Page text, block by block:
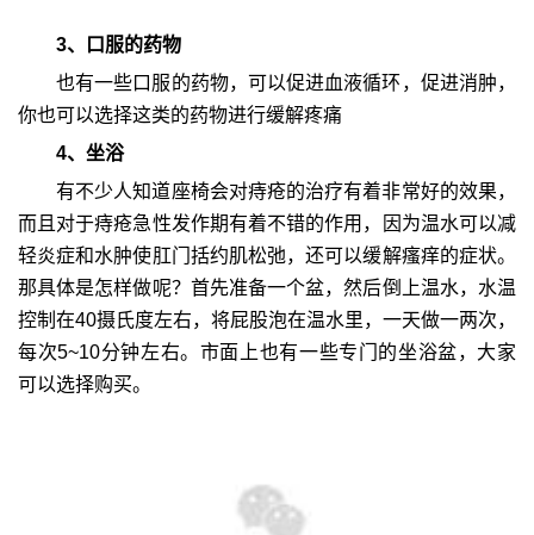
3、口服的药物
也有一些口服的药物，可以促进血液循环，促进消肿，
你也可以选择这类的药物进行缓解疼痛
4、坐浴
有不少人知道座椅会对痔疮的治疗有着非常好的效果，
而且对于痔疮急性发作期有着不错的作用，因为温水可以减
轻炎症和水肿使肛门括约肌松弛，还可以缓解瘙痒的症状。
那具体是怎样做呢？首先准备一个盆，然后倒上温水，水温
控制在40摄氏度左右，将屁股泡在温水里，一天做一两次，
每次5~10分钟左右。市面上也有一些专门的坐浴盆，大家
可以选择购买。